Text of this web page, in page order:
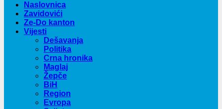
Naslovnica
Zavidovići
Ze-Do kanton
Vijesti
Dešavanja
Politika
Crna hronika
Maglaj
Žepče
BiH
Region
Evropa